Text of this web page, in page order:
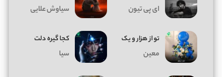
ای پی تیون سیاوش علایی
تو از هزار و یک
معین
کجا گیره دلت
سیا